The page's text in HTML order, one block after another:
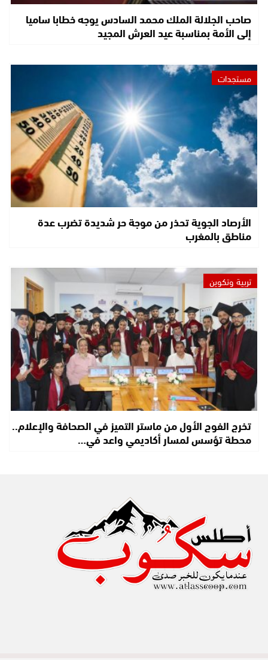
صاحب الجلالة الملك محمد السادس يوجه خطابا ساميا
إلى الأمة بمناسبة عيد العرش المجيد
مستجدات
الأرصاد الجوية تحذر من موجة حر شديدة تضرب عدة
مناطق بالمغرب
تربية وتكوين
تخرج الفوج الأول من ماستر التميز في الصحافة والإعلام..
محطة تؤسس لمسار أكاديمي واعد في…